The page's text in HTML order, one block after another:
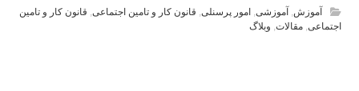
آموزش, آموزشی, امور پرسنلی, قانون کار و تامین اجتماعی, قانون کار و تامین
اجتماعی,مقالات, وبلاگ